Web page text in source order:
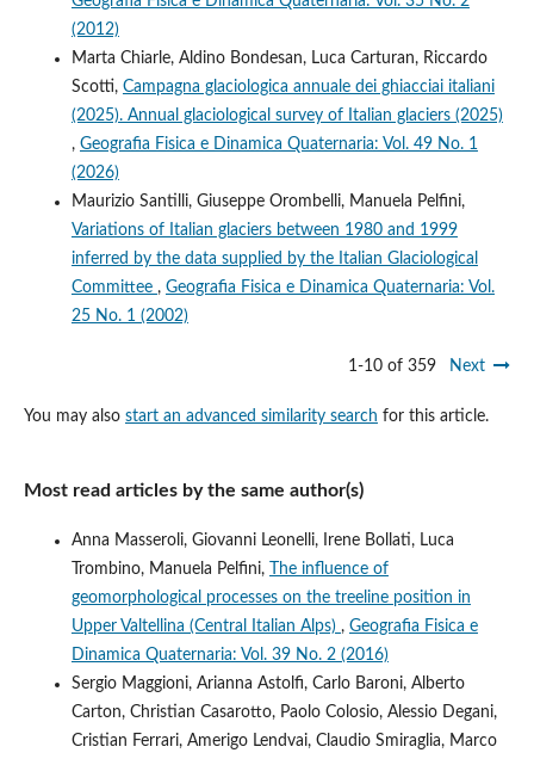
(2012)
Marta Chiarle, Aldino Bondesan, Luca Carturan, Riccardo
Scotti, Campagna glaciologica annuale dei ghiacciai italiani
(2025). Annual glaciological survey of Italian glaciers (2025)
, Geografia Fisica e Dinamica Quaternaria: Vol. 49 No. 1
(2026)
Maurizio Santilli, Giuseppe Orombelli, Manuela Pelfini,
Variations of Italian glaciers between 1980 and 1999
inferred by the data supplied by the Italian Glaciological
Committee , Geografia Fisica e Dinamica Quaternaria: Vol.
25 No. 1 (2002)
1-10 of 359 Next
You may also start an advanced similarity search for this article.
Most read articles by the same author(s)
Anna Masseroli, Giovanni Leonelli, Irene Bollati, Luca
Trombino, Manuela Pelfini,
The influence of
geomorphological processes on the treeline position in
Upper Valtellina (Central Italian Alps) , Geografia Fisica e
Dinamica Quaternaria: Vol. 39 No. 2 (2016)
Sergio Maggioni, Arianna Astolfi, Carlo Baroni, Alberto
Carton, Christian Casarotto, Paolo Colosio, Alessio Degani,
Cristian Ferrari, Amerigo Lendvai, Claudio Smiraglia, Marco